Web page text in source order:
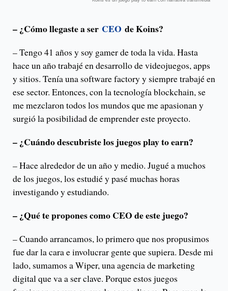
– ¿Cómo llegaste a ser CEO de Koins?
– Tengo 41 años y soy gamer de toda la vida. Hasta
hace un año trabajé en desarrollo de videojuegos, apps
y sitios. Tenía una software factory y siempre trabajé en
ese sector. Entonces, con la tecnología blockchain, se
me mezclaron todos los mundos que me apasionan y
surgió la posibilidad de emprender este proyecto.
– ¿Cuándo descubriste los juegos play to earn?
– Hace alrededor de un año y medio. Jugué a muchos
de los juegos, los estudié y pasé muchas horas
investigando y estudiando.
– ¿Qué te propones como CEO de este juego?
– Cuando arrancamos, lo primero que nos propusimos
fue dar la cara e involucrar gente que supiera. Desde mi
lado, sumamos a Wiper, una agencia de marketing
digital que va a ser clave. Porque estos juegos